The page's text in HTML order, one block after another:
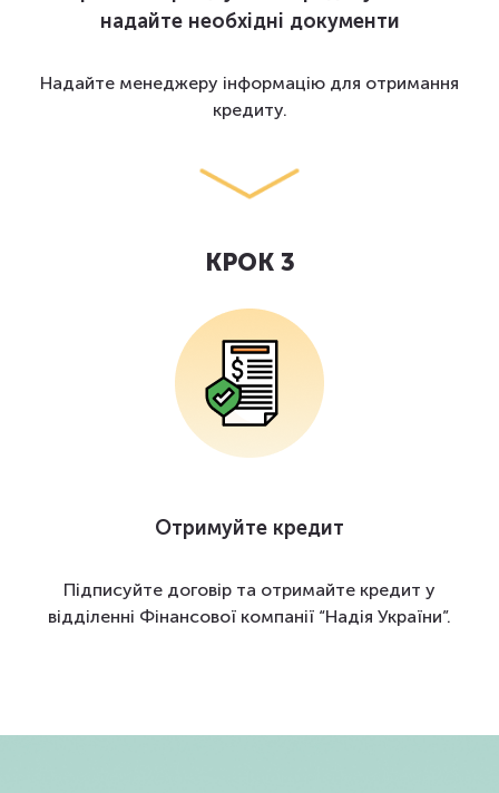
надайте необхідні документи
Надайте менеджеру інформацію для отримання
кредиту.
КРОК 3
Отримуйте кредит
Підписуйте договір та отримайте кредит у
відділенні Фінансової компанії “Надія України”.